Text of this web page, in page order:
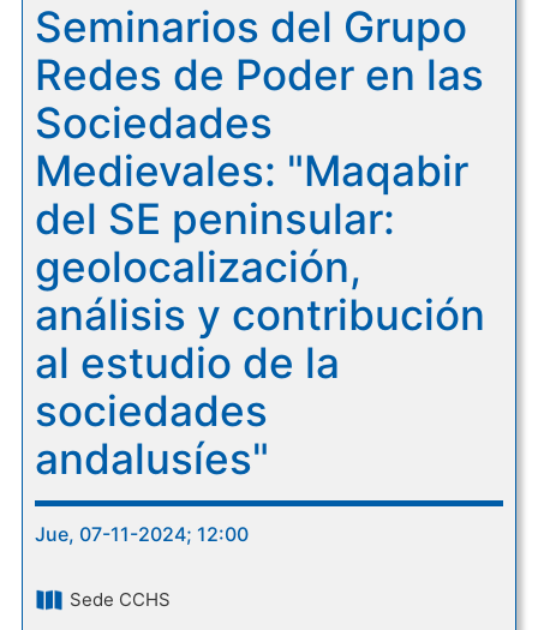
Seminarios del Grupo
Redes de Poder en las
Sociedades
Medievales: "Maqabir
del SE peninsular:
geolocalización,
análisis y contribución
al estudio de la
sociedades
andalusíes"
Jue, 07-11-2024; 12:00
Sede CCHS